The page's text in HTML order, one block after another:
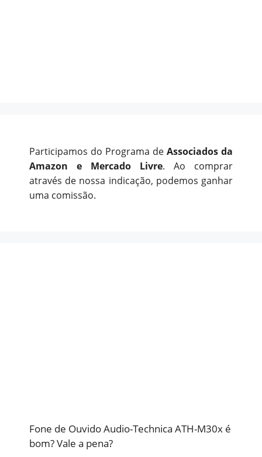
Participamos do Programa de Associados da
Amazon e Mercado Livre. Ao comprar
através de nossa indicação, podemos ganhar
uma comissão.
Fone de Ouvido Audio-Technica ATH-M30x é
bom? Vale a pena?